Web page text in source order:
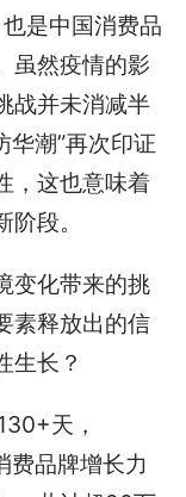
是中国消费品
虽然疫情的影
战并未消减半
潮”再次印证
，这也意味着
段。
变化带来的挑
素释放出的信
生长？
天，
品牌增长力